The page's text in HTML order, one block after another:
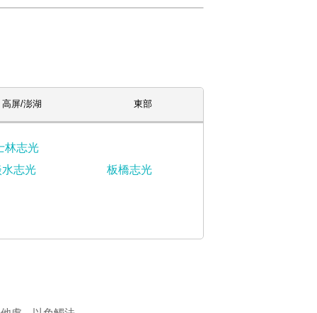
高屏/澎湖 東部
林志光
水志光
板橋志光